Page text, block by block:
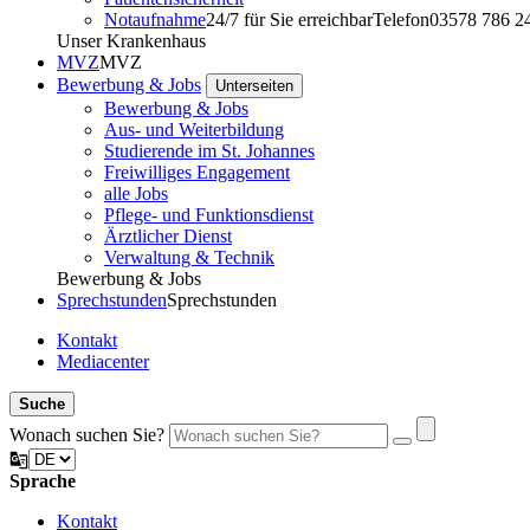
Notaufnahme24/7 für Sie erreichbarTelefon03578 786
Unser Krankenhaus
MVZMVZ
Bewerbung & Jobs
Unterseiten
Bewerbung & Jobs
Aus- und Weiterbildung
Studierende im St. Johannes
Freiwilliges Engagement
alle Jobs
Pflege- und Funktionsdienst
Ärztlicher Dienst
Verwaltung & Technik
Bewerbung & Jobs
SprechstundenSprechstunden
Kontakt
Mediacenter
Suche
Wonach suchen Sie?
Sprache
Kontakt